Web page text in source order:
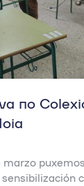
no
marzo